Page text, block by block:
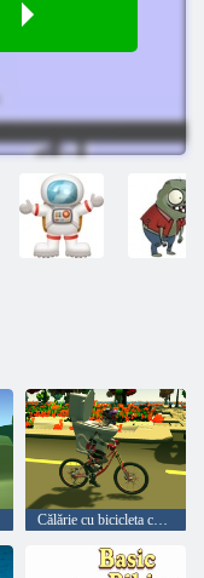
Călărie cu bicicleta cu toaletă skibidi